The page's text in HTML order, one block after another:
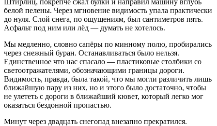
белой пелены. Через мгновение видимость упала практически
до нуля. Слой снега, по ощущениям, был сантиметров пять.
Асфальт под ним или лёд — думать не хотелось.
Мы медленно, словно сапёры по минному полю, пробирались
через снежный буран. Останавливаться было нельзя.
Единственное что нас спасало — пластиковые столбики со
светоотражателями, обозначающими границы дороги.
Видимость, правда, была такой, что мы могли различить лишь
ближайшую пару из них, но и этого было достаточно, чтобы
не улететь с дороги в ближайший кювет, который легко мог
оказаться бездонной пропастью.
Минут через двадцать снегопад внезапно прекратился.